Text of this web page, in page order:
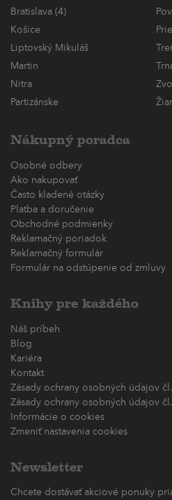
Bratislava (4)
Košice
Liptovský Mikuláš
Martin
Nitra
Partizánske
Nákupný poradca
Osobné odbery
Ako nakupovať
Často kladené otázky
Platba a doručenie
Obchodné podmienky
Reklamačný poriadok
Reklamačný formulár
Formulár na odstúpenie od zmluvy
Knihy pre každého
Náš príbeh
Blog
Kariéra
Kontakt
Zásady ochrany osobných údajov
Zásady ochrany osobných údajov
Informácie o cookies
Zmeniť nastavenia cookies
Newsletter
Chcete dostávať akciové ponuky